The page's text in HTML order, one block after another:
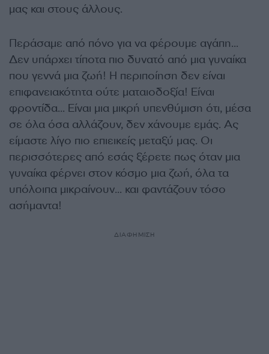
μας και στους άλλους.
Περάσαμε από πόνο για να φέρουμε αγάπη…
Δεν υπάρχει τίποτα πιο δυνατό από μια γυναίκα
που γεννά μια ζωή! Η περιποίηση δεν είναι
επιφανειακότητα ούτε ματαιοδοξία! Είναι
φροντίδα… Είναι μια μικρή υπενθύμιση ότι, μέσα
σε όλα όσα αλλάζουν, δεν χάνουμε εμάς. Ας
είμαστε λίγο πιο επιεικείς μεταξύ μας. Οι
περισσότερες από εσάς ξέρετε πως όταν μια
γυναίκα φέρνει στον κόσμο μια ζωή, όλα τα
υπόλοιπα μικραίνουν… και φαντάζουν τόσο
ασήμαντα!
ΔΙΑΦΗΜΙΣΗ